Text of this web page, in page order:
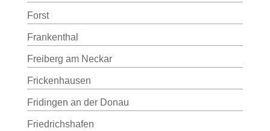
Forst
Frankenthal
Freiberg am Neckar
Frickenhausen
Fridingen an der Donau
Friedrichshafen